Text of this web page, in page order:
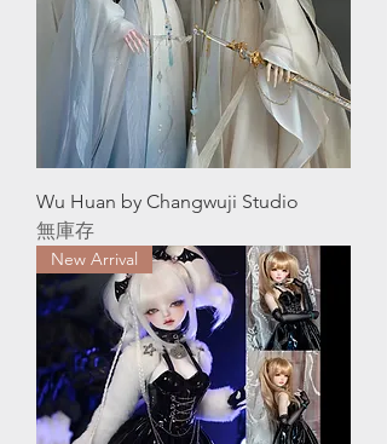
Wu Huan by Changwuji Studio
無庫存
New Arrival